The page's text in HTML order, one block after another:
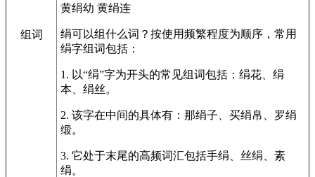
组词
黄绢幼 黄绢连
绢可以组什么词？按使用频繁程度为顺序，常用
绢字组词包括：
1. 以“绢”字为开头的常见组词包括：绢花、绢
本、绢丝。
2. 该字在中间的具体有：那绢子、买绢帛、罗绢
缎。
3. 它处于末尾的高频词汇包括手绢、丝绢、素
绢。